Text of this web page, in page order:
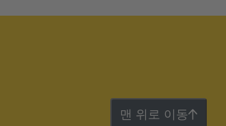
맨 위로 이동